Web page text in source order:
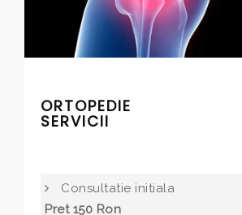
ORTOPEDIE
SERVICII
Consultatie initiala
Pret 150 Ron